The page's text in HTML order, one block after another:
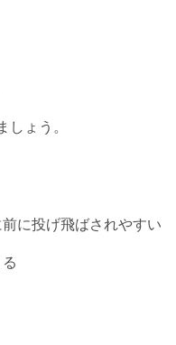
しょう。
に投げ飛ばされやすい